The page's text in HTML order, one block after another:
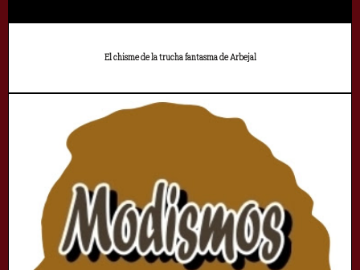
El chisme de la trucha fantasma de Arbejal